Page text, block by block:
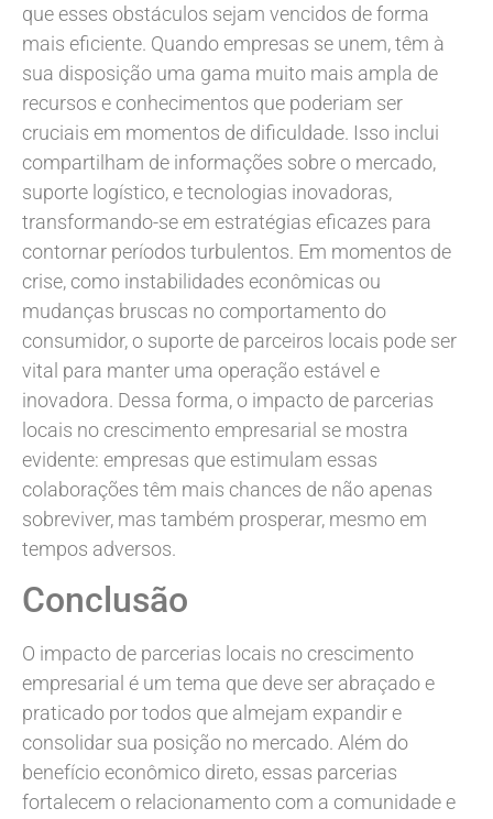
que esses obstáculos sejam vencidos de forma
mais eficiente. Quando empresas se unem, têm à
sua disposição uma gama muito mais ampla de
recursos e conhecimentos que poderiam ser
cruciais em momentos de dificuldade. Isso inclui
compartilham de informações sobre o mercado,
suporte logístico, e tecnologias inovadoras,
transformando-se em estratégias eficazes para
contornar períodos turbulentos. Em momentos de
crise, como instabilidades econômicas ou
mudanças bruscas no comportamento do
consumidor, o suporte de parceiros locais pode ser
vital para manter uma operação estável e
inovadora. Dessa forma, o impacto de parcerias
locais no crescimento empresarial se mostra
evidente: empresas que estimulam essas
colaborações têm mais chances de não apenas
sobreviver, mas também prosperar, mesmo em
tempos adversos.
Conclusão
O impacto de parcerias locais no crescimento
empresarial é um tema que deve ser abraçado e
praticado por todos que almejam expandir e
consolidar sua posição no mercado. Além do
benefício econômico direto, essas parcerias
fortalecem o relacionamento com a comunidade e